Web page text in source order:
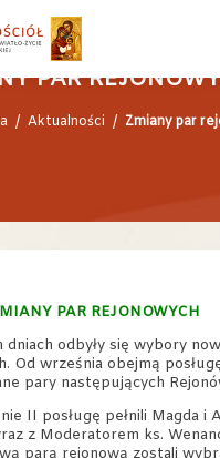
PAR
/ Aktualności / Zmiany par
PAR REJONOWYCH
dniach odbyły się wybory
Od września obejmą
pary następujących
II posługę pełnili Magda i
z Moderatorem ks.
parą rejonową zostali